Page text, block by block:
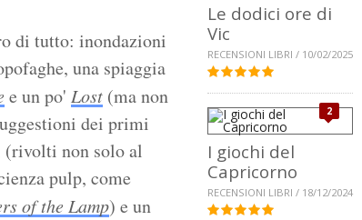
di tutto: inondazioni
una spiaggia
e un po' Lost (ma non
dei primi
non solo al
pulp, come
of the Lamp) e un
Le dodici ore di
Vic
RECENSIONI LIBRI / 10/02/2025
2
I giochi del
Capricorno
RECENSIONI LIBRI / 18/12/2024